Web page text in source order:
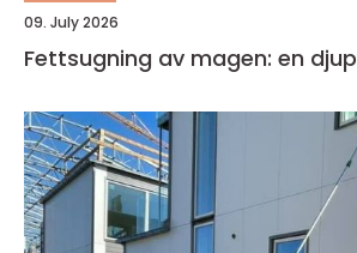
09. July 2026
Fettsugning av magen: en